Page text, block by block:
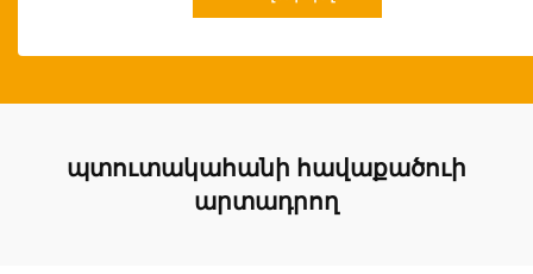
պտուտակահանի հավաքածուի
արտադրող